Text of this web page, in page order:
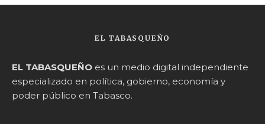
EL TABASQUEÑO
EL TABASQUEÑO es un medio digital independiente
especializado en política, gobierno, economía y
poder público en Tabasco.